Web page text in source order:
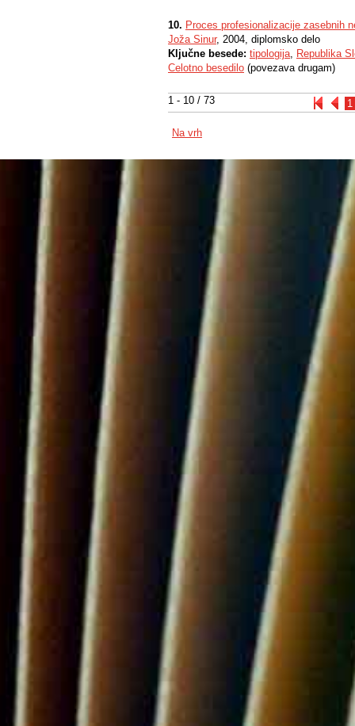
1 - 10 / 73 1
10. Proces profesionalizacije zasebnih
Joža Sinur, 2004, diplomsko delo
Ključne besede: tipologija, Republika
Celotno besedilo (povezava drugam)
Na vrh